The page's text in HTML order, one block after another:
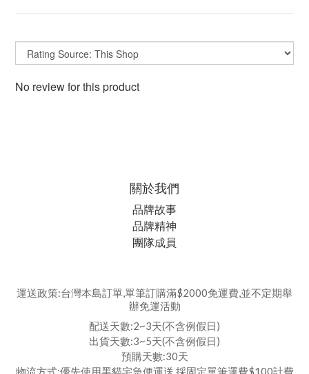
No review for this product
關於我們
品牌故事
品牌精神
團隊成員
運送政策:台灣本島訂單,單筆訂購滿$2000免運費,並不定期舉
辦免運活動
配送天數:2~3天(不含例假日)
出貨天數:3~5天(不含例假日)
預購天數:30天
物流方式:優先使用黑貓宅急便運送,採固定單筆運費$100計費